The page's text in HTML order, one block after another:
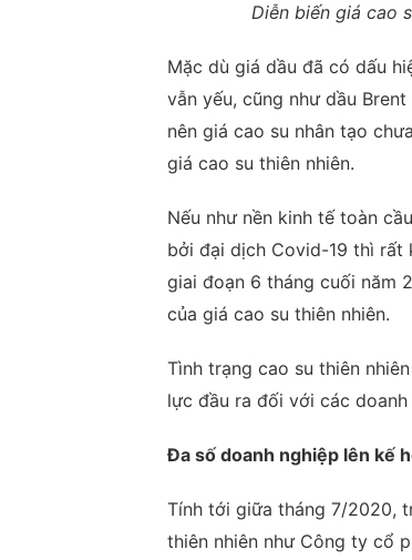
Diễn biến giá cao
Mặc dù giá dầu đã có dấu
vẫn yếu, cũng như dầu
nên giá cao su nhân tạo
giá cao su thiên nhiên.
Nếu như nền kinh tế toàn
bởi đại dịch Covid-19 thì rất
giai đoạn 6 tháng cuối năm
của giá cao su thiên nhiên.
Tình trạng cao su thiên
lực đầu ra đối với các
Đa số doanh nghiệp lên kế
Tính tới giữa tháng 7/2020,
thiên nhiên như Công ty cổ